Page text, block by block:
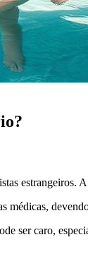
estrangeiros.
médicas,
ser caro,